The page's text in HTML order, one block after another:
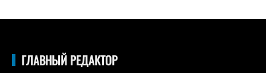
ГЛАВНЫЙ РЕДАКТОР